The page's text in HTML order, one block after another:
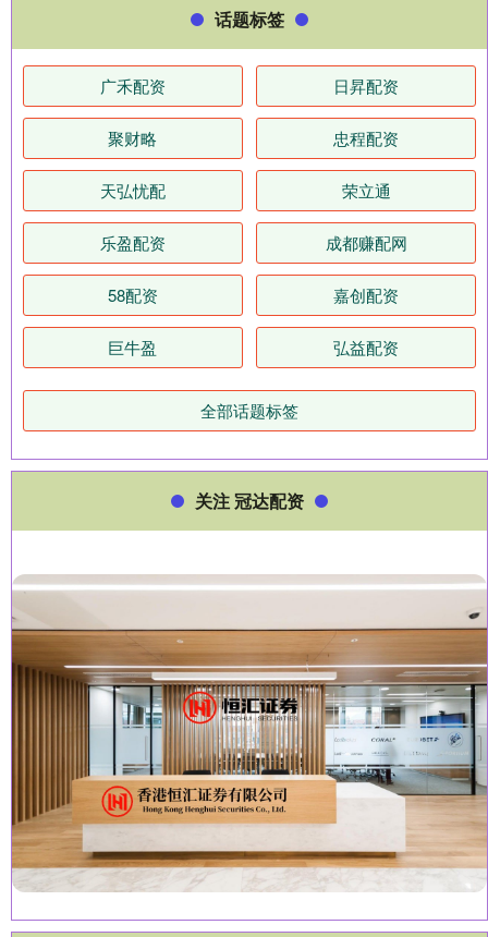
话题标签
广禾配资 日昇配资
聚财略 忠程配资
天弘忧配 荣立通
乐盈配资 成都赚配网
58配资 嘉创配资
巨牛盈 弘益配资
全部话题标签
关注 冠达配资